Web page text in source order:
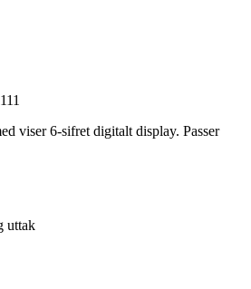
viser 6-sifret digitalt display. Passer
uttak